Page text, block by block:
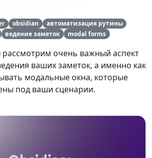
obsidian
автоматизация рутины
ведение заметок modal forms
рассмотрим очень важный аспект
ваших заметок, а именно как
модальные окна, которые
под ваши сценарии.